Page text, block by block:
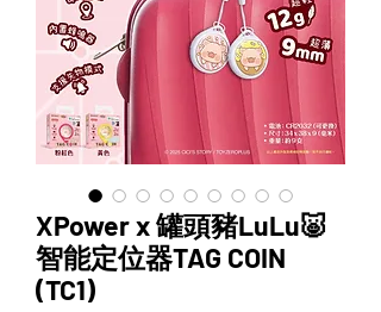
XPower x 罐頭豬LuLu🐷
智能定位器TAG COIN
(TC1)